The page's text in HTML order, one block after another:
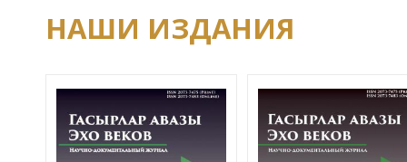
НАШИ ИЗДАНИЯ